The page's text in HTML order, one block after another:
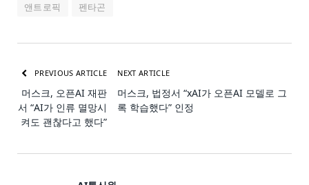
앤트로픽
펜타곤
PREVIOUS ARTICLE
머스크, 오픈AI 재판
서 “AI가 인류 멸망시
켜도 괜찮다고 했다”
NEXT ARTICLE
머스크, 법정서 “xAI가 오픈AI 모델로 그
록 학습했다” 인정